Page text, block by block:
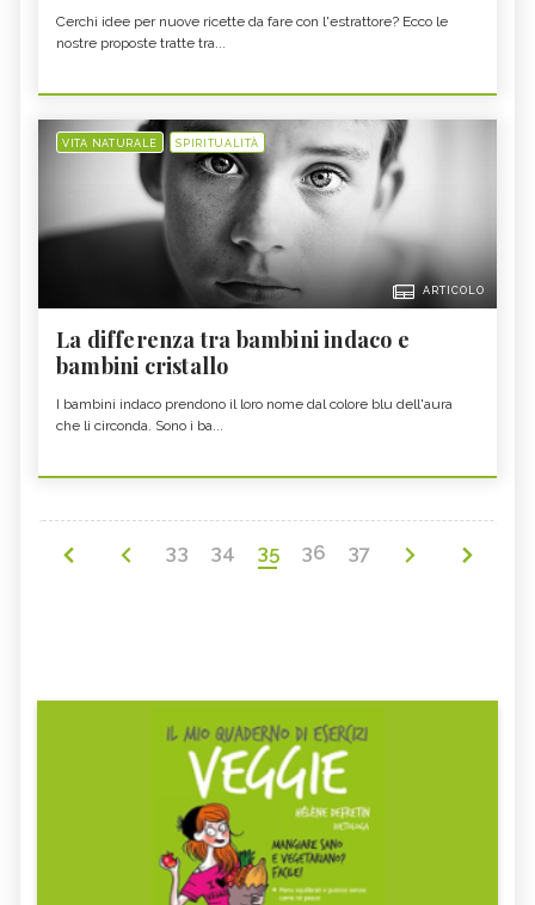
Cerchi idee per nuove ricette da fare con l'estrattore? Ecco le
nostre proposte tratte tra...
VITA NATURALE SPIRITUALITÀ
ARTICOLO
La differenza tra bambini indaco e
bambini cristallo
I bambini indaco prendono il loro nome dal colore blu dell'aura
che li circonda. Sono i ba...
33 34 35 36 37